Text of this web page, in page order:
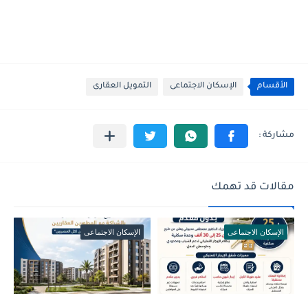
الأقسام الإسكان الاجتماعى التمويل العقارى
مقالات قد تهمك
الإسكان الاجتماعى الإسكان الاجتماعى